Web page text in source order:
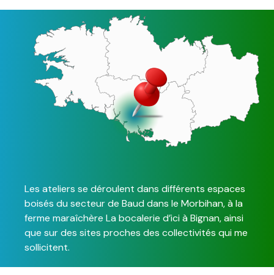
Les ateliers se déroulent dans différents espaces
boisés du secteur de Baud dans le Morbihan, à la
ferme maraîchère La bocalerie d’ici à Bignan, ainsi
que sur des sites proches des collectivités qui me
sollicitent.